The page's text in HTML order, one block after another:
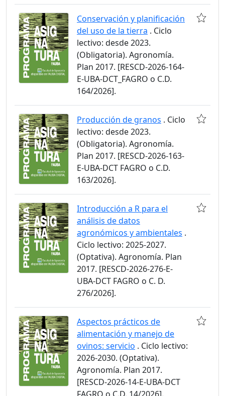
Conservación y planificación
del uso de la tierra . Ciclo
lectivo: desde 2023.
(Obligatoria). Agronomía.
Plan 2017. [RESCD-2026-164-
E-UBA-DCT_FAGRO o C.D.
164/2026].
Producción de granos . Ciclo
lectivo: desde 2023.
(Obligatoria). Agronomía.
Plan 2017. [RESCD-2026-163-
E-UBA-DCT FAGRO o C.D.
163/2026].
Introducción a R para el
análisis de datos
agronómicos y ambientales .
Ciclo lectivo: 2025-2027.
(Optativa). Agronomía. Plan
2017. [RESCD-2026-276-E-
UBA-DCT FAGRO o C. D.
276/2026].
Aspectos prácticos de
alimentación y manejo de
ovinos: servicio . Ciclo lectivo:
2026-2030. (Optativa).
Agronomía. Plan 2017.
[RESCD-2026-14-E-UBA-DCT